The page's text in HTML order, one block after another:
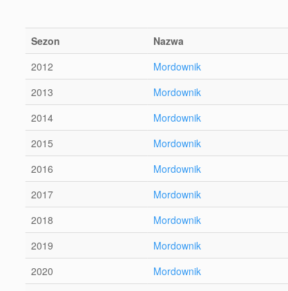
Sezon Nazwa
2012
Mordownik
2013
Mordownik
2014
Mordownik
2015
Mordownik
2016
Mordownik
2017
Mordownik
2018
Mordownik
2019
Mordownik
2020
Mordownik